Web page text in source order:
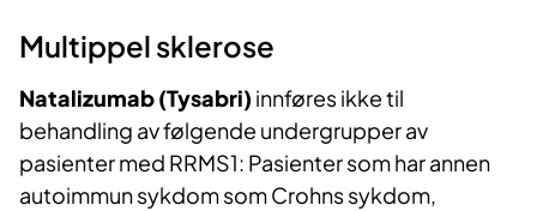
Multippel sklerose
Natalizumab (Tysabri) innføres ikke til
behandling av følgende undergrupper av
pasienter med RRMS1: Pasienter som har annen
autoimmun sykdom som Crohns sykdom,